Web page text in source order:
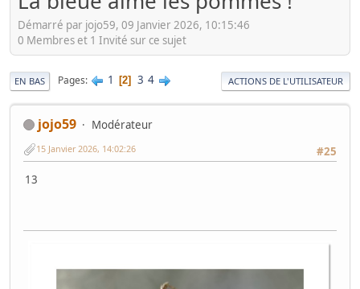
Démarré par jojo59, 09 Janvier 2026, 10:15:46
0 Membres et 1 Invité sur ce sujet
EN BAS Pages 1 2 3 4 ACTIONS DE L'UTILISATEUR
jojo59
Modérateur
#25
15 Janvier 2026, 14:02:26
13